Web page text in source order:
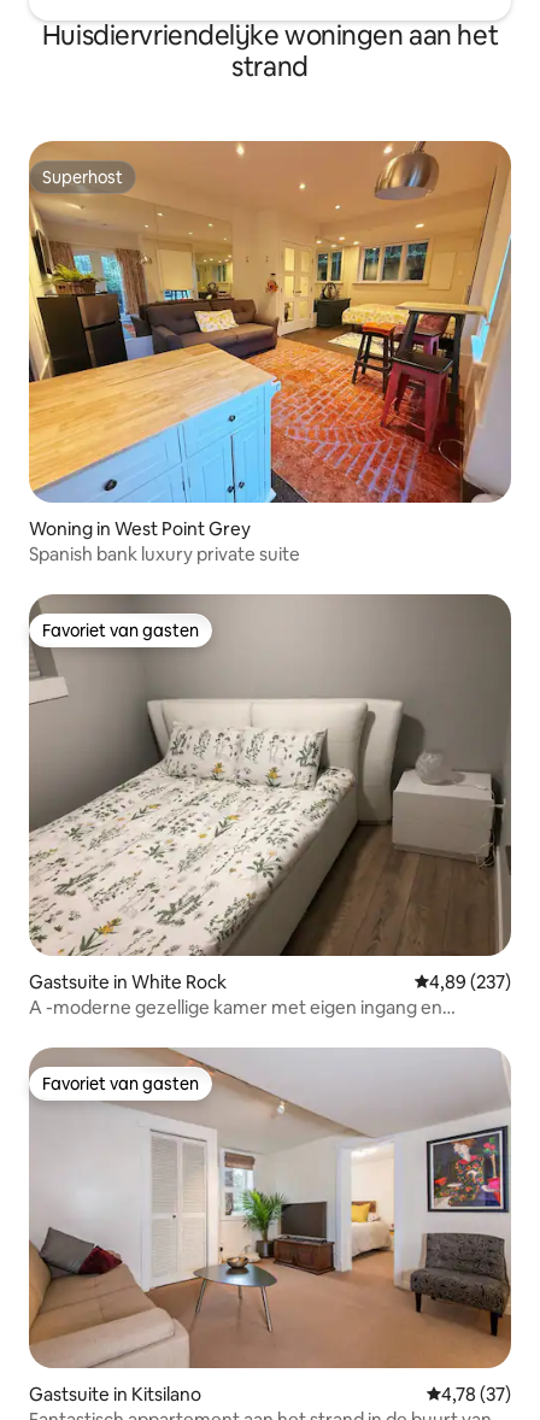
Huisdiervriendelijke woningen aan het
strand
Superhost
Superhost
Woning in West Point Grey
Spanish bank luxury private suite
Favoriet van gasten
Favoriet van gasten
Gastsuite in White Rock Gemiddelde
4,89 (237)
A -moderne gezellige kamer met eigen ingang en
Favoriet van gasten
Favoriet van gasten
Gastsuite in Kitsilano Gemiddelde
4,78 (37)